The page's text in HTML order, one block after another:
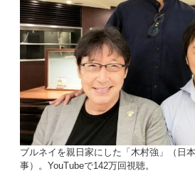
ブルネイを親日家にした「木村強」（日
事）。YouTubeで142万回視聴。